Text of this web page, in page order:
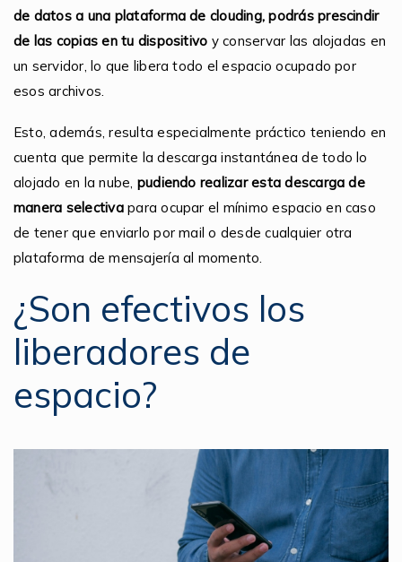
de datos a una plataforma de clouding, podrás prescindir
de las copias en tu dispositivo y conservar las alojadas en
un servidor, lo que libera todo el espacio ocupado por
esos archivos.
Esto, además, resulta especialmente práctico teniendo en
cuenta que permite la descarga instantánea de todo lo
alojado en la nube, pudiendo realizar esta descarga de
manera selectivapara ocupar el mínimo espacio en caso
de tener que enviarlo por mail o desde cualquier otra
plataforma de mensajería al momento.
¿Son efectivos los
liberadores de
espacio?